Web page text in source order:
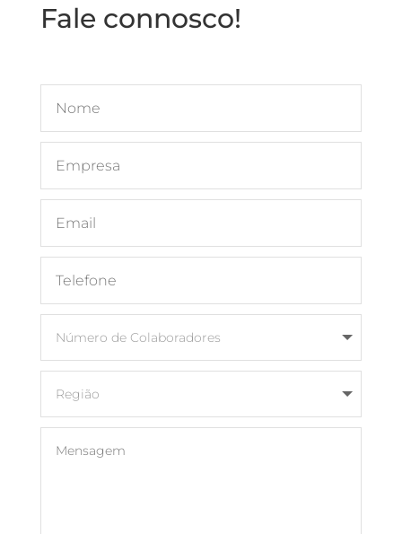
Fale connosco!